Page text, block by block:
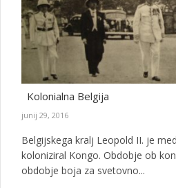
Kolonialna Belgija
junij 29, 2016
Belgijskega kralj Leopold II. je
koloniziral Kongo. Obdobje ob
obdobje boja za svetovno...